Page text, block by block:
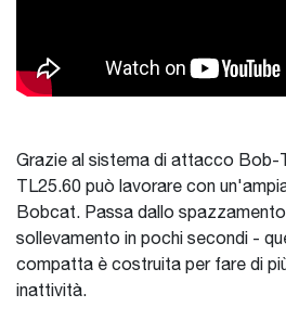
Grazie al sistema di attacco Bob-
TL25.60 può lavorare con
Bobcat. Passa dallo
sollevamento in pochi secondi -
compatta è costruita per fare di
inattività.